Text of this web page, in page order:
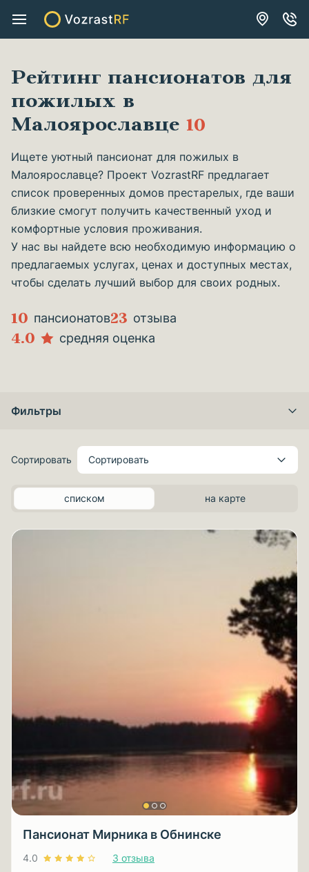
Рейтинг пансионатов для
пожилых в
Малоярославце 10
Ищете уютный пансионат для пожилых в
Малоярославце? Проект VozrastRF предлагает
список проверенных домов престарелых, где ваши
близкие смогут получить качественный уход и
комфортные условия проживания.
У нас вы найдете всю необходимую информацию о
предлагаемых услугах, ценах и доступных местах,
чтобы сделать лучший выбор для своих родных.
10 пансионатов23 отзыва
4.0 средняя оценка
Фильтры
Сортировать Сортировать
списком на карте
Пансионат Мирника в Обнинске
4.0 3 отзыва